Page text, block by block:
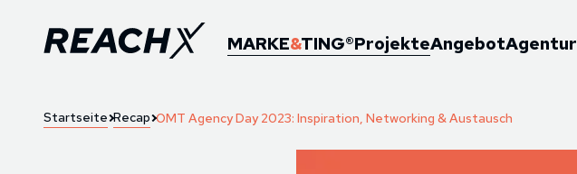
MARKE&TING®ProjekteAngebotAgentur
Startseite Recap OMT Agency Day 2023: Inspiration, Networking & Austausch